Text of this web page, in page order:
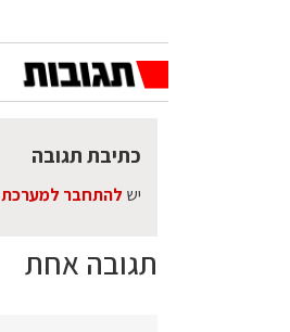
תגובה אחת
כתיבת תגובה
יש להתחבר למערכת